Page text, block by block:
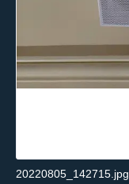
20220805_142715.jpg